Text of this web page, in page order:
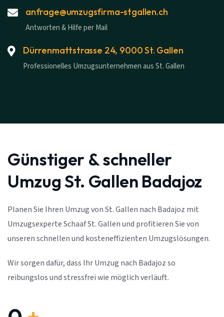
anfrage@umzugsfirma-stgallen.ch
Antworten & Hilfe per Mail
Dürrenmattstrasse 24, 9000 St. Gallen
Professionelles Umzugsunternehmen aus St. Gallen
Günstiger & schneller
Umzug St. Gallen Badajoz
Planen Sie Ihren Umzug von St. Gallen nach Badajoz mit
Umzugsexperte Schaaf St. Gallen und profitieren Sie von
unseren schnellen und kosteneffizienten Umzugslösungen.
Wir sorgen dafür, dass Ihr Umzug nach Badajoz so
reibungslos und stressfrei wie möglich verläuft.